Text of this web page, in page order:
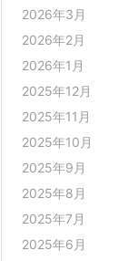
2026年3月
2026年2月
2026年1月
2025年12月
2025年11月
2025年10月
2025年9月
2025年8月
2025年7月
2025年6月